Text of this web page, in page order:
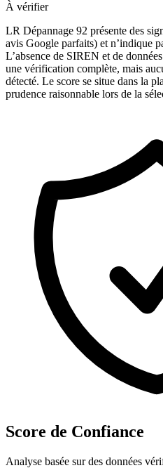
À vérifier
LR Dépannage 92 présente des
avis Google parfaits) et n’indique
L’absence de SIREN et de
une vérification complète, mais
détecté. Le score se situe dans la
prudence raisonnable lors de la
Score de Confiance
Analyse basée sur des données